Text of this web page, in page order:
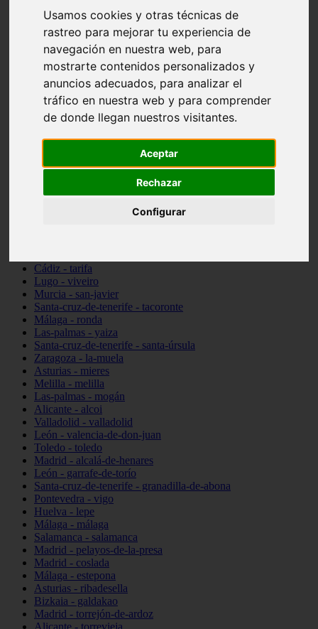
Usamos cookies y otras técnicas de
rastreo para mejorar tu experiencia de
navegación en nuestra web, para
mostrarte contenidos personalizados y
anuncios adecuados, para analizar el
tráfico en nuestra web y para comprender
de donde llegan nuestros visitantes.
Aceptar
Rechazar
Configurar
Madrid - pozuelo-de-alarcón
Cádiz - algodonales
Illes-balears - inca
Madrid - madrid
Málaga - torremolinos
Asturias - oviedo
Cádiz - el-puerto-de-santa-maría
Asturias - aller
álava - vitoria-gasteiz
Zaragoza - zaragoza
Valencia - valencia
Cádiz - tarifa
Lugo - viveiro
Murcia - san-javier
Santa-cruz-de-tenerife - tacoronte
Málaga - ronda
Las-palmas - yaiza
Santa-cruz-de-tenerife - santa-úrsula
Zaragoza - la-muela
Asturias - mieres
Melilla - melilla
Las-palmas - mogán
Alicante - alcoi
Valladolid - valladolid
León - valencia-de-don-juan
Toledo - toledo
Madrid - alcalá-de-henares
León - garrafe-de-torío
Santa-cruz-de-tenerife - granadilla-de-abona
Pontevedra - vigo
Huelva - lepe
Málaga - málaga
Salamanca - salamanca
Madrid - pelayos-de-la-presa
Madrid - coslada
Málaga - estepona
Asturias - ribadesella
Bizkaia - galdakao
Madrid - torrejón-de-ardoz
Alicante - torrevieja